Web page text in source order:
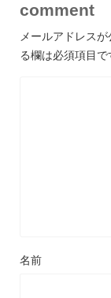
comment
メールアドレス
る欄は必須項目で
名前